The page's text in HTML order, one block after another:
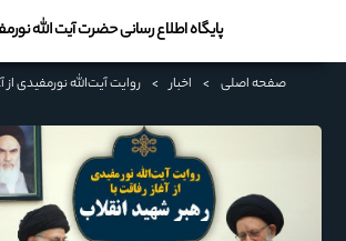
پایگاه اطلاع رسانی حضرت آیت الله
صفحه اصلی > اخبار >